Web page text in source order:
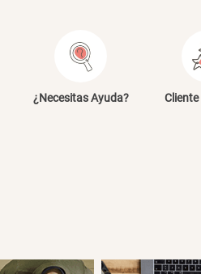
¿Necesitas Ayuda?